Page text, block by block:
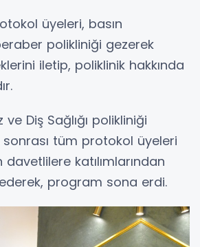
üyeleri, basın
polikliniği gezerek
iletip, poliklinik hakkında
ve Diş Sağlığı polikliniği
sonrası tüm protokol üyeleri
davetlilere katılımlarından
program sona erdi.